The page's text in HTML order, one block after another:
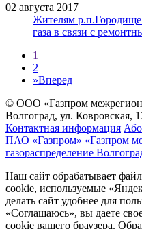
02 августа 2017
Жителям р.п.Городище
газа в связи с
1
2
»Вперед
© ООО «Газпром
Волгоград, ул. Ковровская,
Контактная информация
ПАО «Газпром» «Газпром
газораспределение
Наш сайт обрабатывает
cookie, используемые
делать сайт удобнее для
«Соглашаюсь», вы даете
cookie вашего браузера.